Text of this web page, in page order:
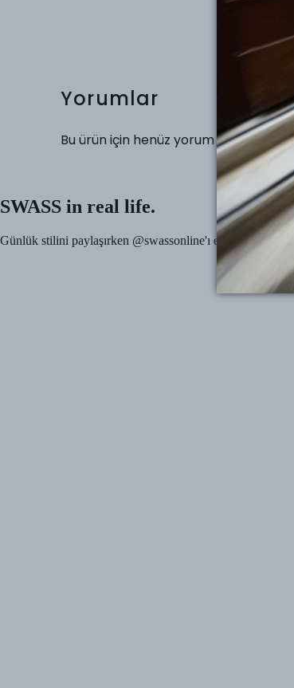
Yorumlar
Bu ürün için henüz yorum yapılmamış.